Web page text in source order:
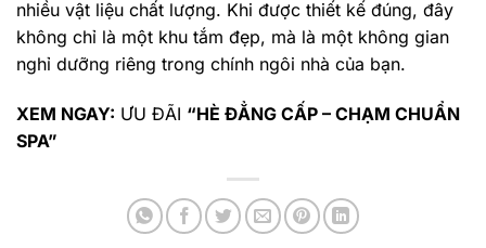
nhiều vật liệu chất lượng. Khi được thiết kế đúng, đây
không chỉ là một khu tắm đẹp, mà là một không gian
nghỉ dưỡng riêng trong chính ngôi nhà của bạn.
XEM NGAY: ƯU ĐÃI “HÈ ĐẲNG CẤP – CHẠM CHUẨN
SPA”